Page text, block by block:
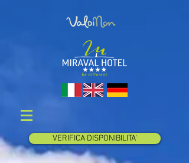
VERIFICA DISPONIBILITA'